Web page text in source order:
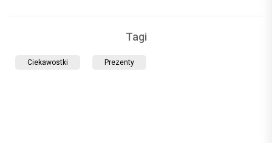
Tagi
Ciekawostki Prezenty